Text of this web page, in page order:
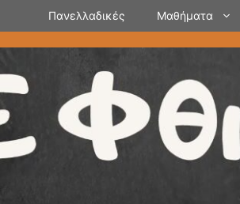
Πανελλαδικές Μαθήματα